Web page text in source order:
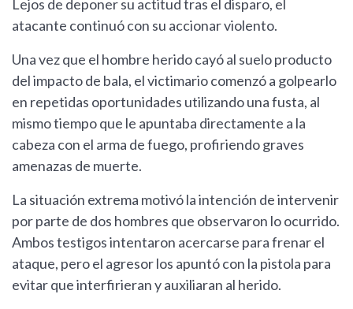
Lejos de deponer su actitud tras el disparo, el
atacante continuó con su accionar violento.
Una vez que el hombre herido cayó al suelo producto
del impacto de bala, el victimario comenzó a golpearlo
en repetidas oportunidades utilizando una fusta, al
mismo tiempo que le apuntaba directamente a la
cabeza con el arma de fuego, profiriendo graves
amenazas de muerte.
La situación extrema motivó la intención de intervenir
por parte de dos hombres que observaron lo ocurrido.
Ambos testigos intentaron acercarse para frenar el
ataque, pero el agresor los apuntó con la pistola para
evitar que interfirieran y auxiliaran al herido.